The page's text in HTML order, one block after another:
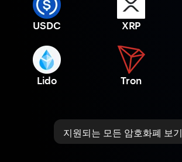
USDC XRP
Lido Tron
지원되는 모든 암호화폐 보기